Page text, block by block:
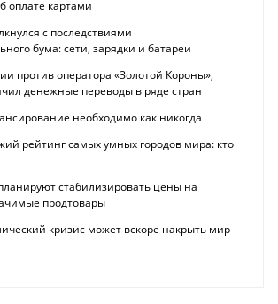
оплате картами
с последствиями
бума: сети, зарядки и батареи
против оператора «Золотой Короны»,
денежные переводы в ряде стран
необходимо как никогда
рейтинг самых умных городов мира: кто
стабилизировать цены на
продтовары
кризис может вскоре накрыть мир